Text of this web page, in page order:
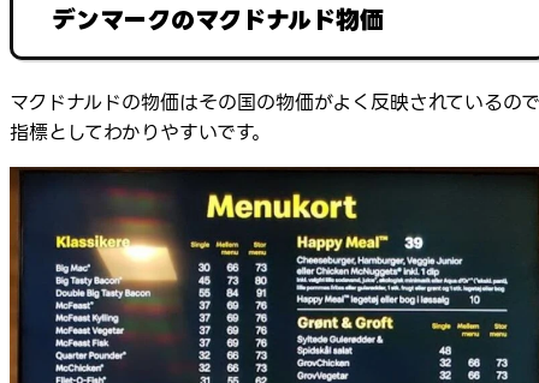
デンマークのマクドナルド物価
マクドナルドの物価はその国の物価がよく反映されているので
指標としてわかりやすいです。